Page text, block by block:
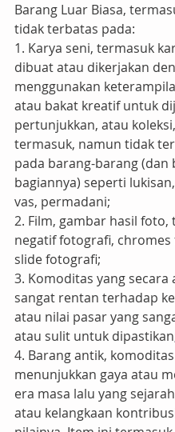
Barang Luar Biasa,
tidak terbatas pada:
1. Karya seni, termasuk
dibuat atau dikerjakan
menggunakan
atau bakat kreatif untuk
pertunjukkan, atau koleksi,
termasuk, namun tidak
pada barang-barang (dan
bagiannya) seperti
vas, permadani;
2. Film, gambar hasil foto,
negatif fotografi,
slide fotografi;
3. Komoditas yang secara
sangat rentan terhadap
atau nilai pasar yang
atau sulit untuk
4. Barang antik,
menunjukkan gaya atau
era masa lalu yang
atau kelangkaan